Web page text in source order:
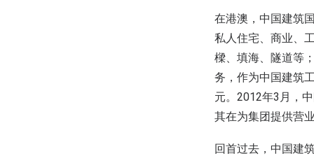
在港澳，中国建筑
私人住宅、商业、
樑、填海、隧道等
务，作为中国建筑
元。2012年3月，
其在为集团提供营
回首过去，中国建